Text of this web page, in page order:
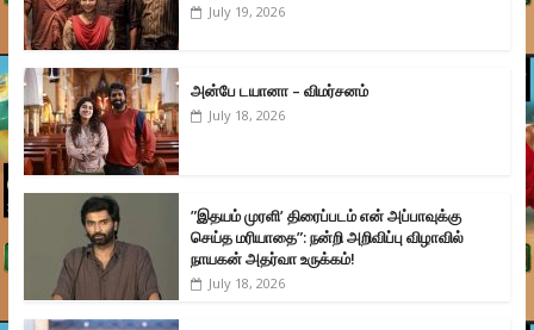
July 19, 2026
அன்பே டயானா – விமர்சனம்
July 18, 2026
”இதயம் முரளி’ திரைப்படம் என் அப்பாவுக்கு
செய்த மரியாதை”: நன்றி அறிவிப்பு விழாவில்
நாயகன் அதர்வா உருக்கம்!
July 18, 2026